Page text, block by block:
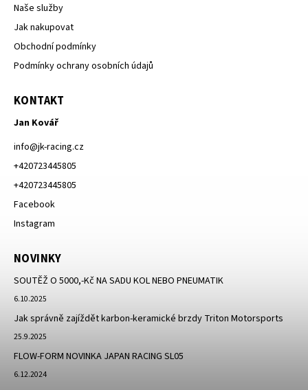
Naše služby
Jak nakupovat
Obchodní podmínky
Podmínky ochrany osobních údajů
KONTAKT
Jan Kovář
info@jk-racing.cz
+420723445805
+420723445805
Facebook
Instagram
NOVINKY
SOUTĚŽ O 5000,-Kč NA SADU KOL NEBO PNEUMATIK
6.10.2025
Jak správně zajíždět karbon-keramické brzdy Triton Motorsports
25.9.2025
FLOW-FORM NOVINKA JAPAN RACING SL05
6.12.2024